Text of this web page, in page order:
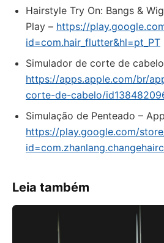
Hairstyle Try On: Bangs &
Play – https://
id=com.hair_flutter&hl=pt_PT
‎Simulador de corte de
https://apps.apple.com/br/
corte-de-cabelo/
Simulação de Penteado –
https://play.google.com/
Leia também